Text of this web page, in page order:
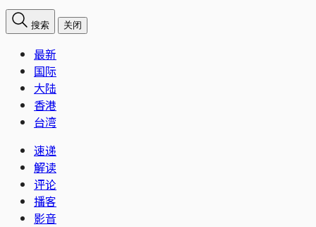
搜索 关闭
最新
国际
大陆
香港
台湾
速递
解读
评论
播客
影音